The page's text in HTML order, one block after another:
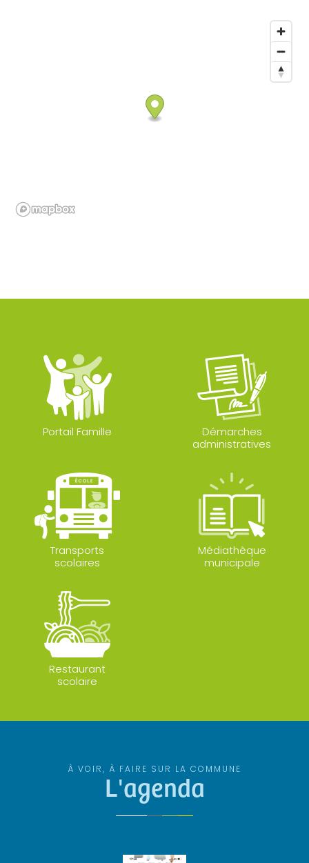
Portail Famille
Démarches
administratives
Transports
scolaires
Médiathèque
municipale
Restaurant
scolaire
À VOIR, À FAIRE SUR LA COMMUNE
L'agenda